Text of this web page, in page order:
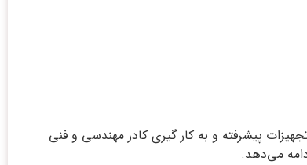
476 هزار تن در سال و با استفاده از به کارگیری تجهیزات پیشرفته و به کار گیری کادر مهندسی و فنی
می‌دهد.